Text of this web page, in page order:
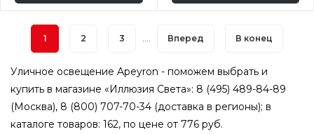
1 2 3 Вперед В конец
Уличное освещение Apeyron - поможем выбрать и
купить в магазине «Иллюзия Света»: 8 (495) 489-84-89
(Москва), 8 (800) 707-70-34 (доставка в регионы); в
каталоге товаров: 162, по цене от 776 руб.